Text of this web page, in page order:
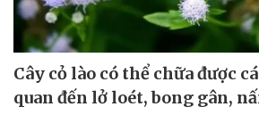
Cây cỏ lào có thể chữa được
quan đến lở loét, bong gân,